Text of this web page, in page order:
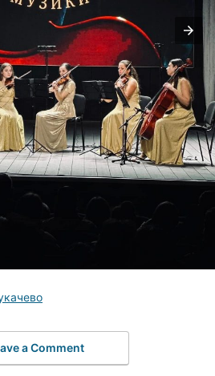
a Comment